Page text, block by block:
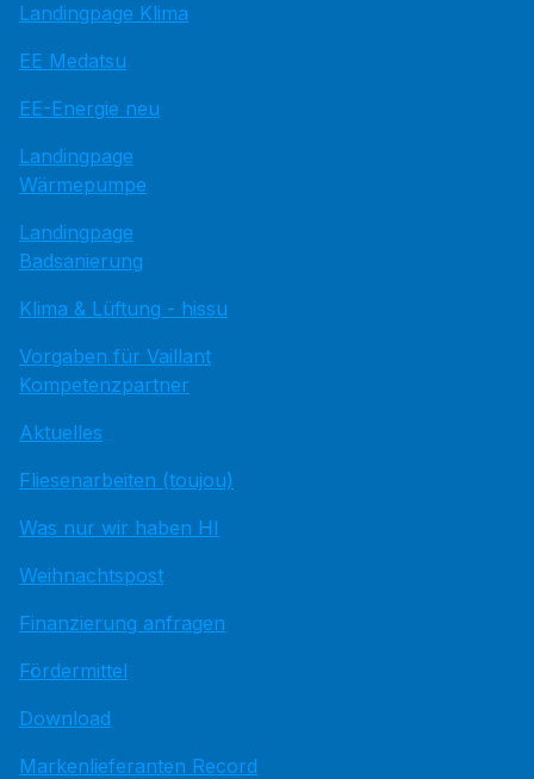
Landingpage Klima
EE Medatsu
EE-Energie neu
Landingpage
Wärmepumpe
Landingpage
Badsanierung
Klima & Lüftung - hissu
Vorgaben für Vaillant
Kompetenzpartner
Aktuelles
Fliesenarbeiten (toujou)
Was nur wir haben HI
Weihnachtspost
Finanzierung anfragen
Fördermittel
Download
Markenlieferanten Record